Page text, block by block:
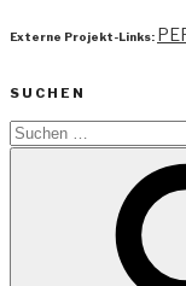
Externe Projekt-Links:
SUCHEN
Suchen